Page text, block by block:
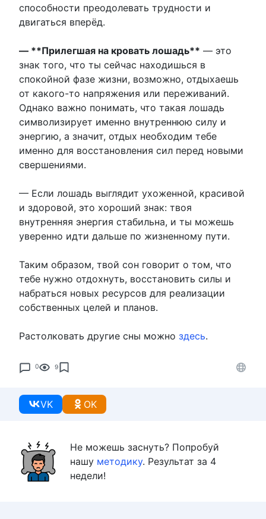
способности преодолевать трудности и
двигаться вперёд.
— **Прилегшая на кровать лошадь** — это
знак того, что ты сейчас находишься в
спокойной фазе жизни, возможно, отдыхаешь
от какого-то напряжения или переживаний.
Однако важно понимать, что такая лошадь
символизирует именно внутреннюю силу и
энергию, а значит, отдых необходим тебе
именно для восстановления сил перед новыми
свершениями.
— Если лошадь выглядит ухоженной, красивой
и здоровой, это хороший знак: твоя
внутренняя энергия стабильна, и ты можешь
уверенно идти дальше по жизненному пути.
Таким образом, твой сон говорит о том, что
тебе нужно отдохнуть, восстановить силы и
набраться новых ресурсов для реализации
собственных целей и планов.
Растолковать другие сны можно здесь.
0 9
VK OK
Не можешь заснуть? Попробуй
нашу методику. Результат за 4
недели!